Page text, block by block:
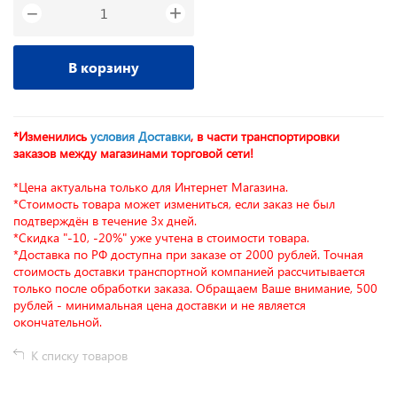
− +
В корзину
*Изменились условия Доставки, в части транспортировки
заказов между магазинами торговой сети!
*Цена актуальна только для Интернет Магазина.
*Стоимость товара может измениться, если заказ не был
подтверждён в течение 3х дней.
*Скидка "-10, -20%" уже учтена в стоимости товара.
*Доставка по РФ доступна при заказе от 2000 рублей. Точная
стоимость доставки транспортной компанией рассчитывается
только после обработки заказа. Обращаем Ваше внимание, 500
рублей - минимальная цена доставки и не является
окончательной.
К списку товаров